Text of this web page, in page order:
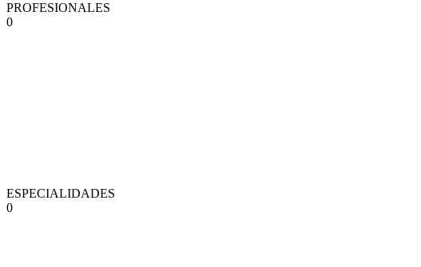
PROFESIONALES
0
ESPECIALIDADES
0